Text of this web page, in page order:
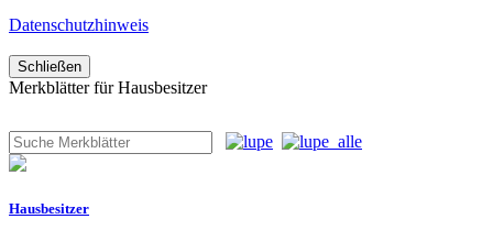
Datenschutzhinweis
Schließen
Merkblätter für Hausbesitzer
Hausbesitzer